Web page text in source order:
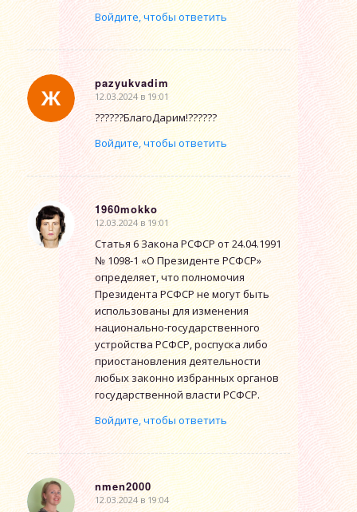
Войдите, чтобы ответить
pazyukvadim
говорит:
12.03.2024 в 19:01
??????БлагоДарим!??????
Войдите, чтобы ответить
1960mokko
говорит:
12.03.2024 в 19:01
Статья 6 Закона РСФСР от 24.04.1991
№ 1098-1 «О Президенте РСФСР»
определяет, что полномочия
Президента РСФСР не могут быть
использованы для изменения
национально-государственного
устройства РСФСР, роспуска либо
приостановления деятельности
любых законно избранных органов
государственной власти РСФСР.
Войдите, чтобы ответить
nmen2000
говорит:
12.03.2024 в 19:04